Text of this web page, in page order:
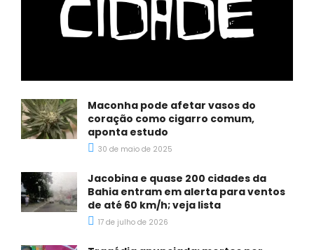
Maconha pode afetar vasos do
coração como cigarro comum,
aponta estudo
30 de maio de 2025
Jacobina e quase 200 cidades da
Bahia entram em alerta para ventos
de até 60 km/h; veja lista
17 de julho de 2026